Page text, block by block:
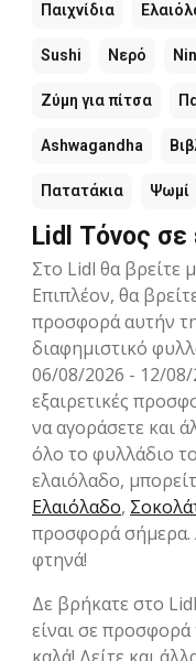
Παιχνίδια
Sushi Νερό
Ζύμη για πίτσα
Ashwagandha
Πατατάκια Ψωμί
Lidl Τόνος σε
Στο Lidl θα βρείτε
Επιπλέον, θα
προσφορά αυτήν
διαφημιστικό
06/08/2026 - 12/08/
εξαιρετικές
να αγοράσετε και
όλο το φυλλάδιο
ελαιόλαδο,
Ελαιόλαδο,
προσφορά σήμερα.
φτηνά!
Δε βρήκατε στο
είναι σε